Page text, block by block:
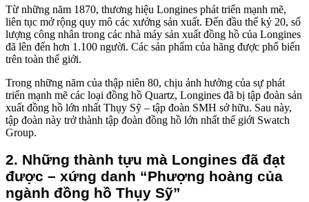
Từ những năm 1870, thương hiệu Longines phát triển mạnh mẽ,
liên tục mở rộng quy mô các xưởng sản xuất. Đến đầu thế kỷ 20, số
lượng công nhân trong các nhà máy sản xuất đồng hồ của Longines
đã lên đến hơn 1.100 người. Các sản phẩm của hãng được phổ biến
trên toàn thế giới.
Trong những năm của thập niên 80, chịu ảnh hưởng của sự phát
triển mạnh mẽ các loại đồng hồ Quartz, Longines đã bị tập đoàn sản
xuất đồng hồ lớn nhất Thụy Sỹ – tập đoàn SMH sở hữu. Sau này,
tập đoàn này trở thành tập đoàn đồng hồ lớn nhất thế giới Swatch
Group.
2. Những thành tựu mà Longines đã đạt
được – xứng danh “Phượng hoàng của
ngành đồng hồ Thụy Sỹ”